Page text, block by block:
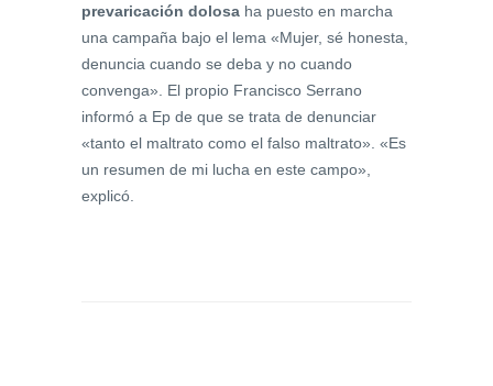
prevaricación dolosa ha puesto en marcha
una campaña bajo el lema «Mujer, sé honesta,
denuncia cuando se deba y no cuando
convenga». El propio Francisco Serrano
informó a Ep de que se trata de denunciar
«tanto el maltrato como el falso maltrato». «Es
un resumen de mi lucha en este campo»,
explicó.